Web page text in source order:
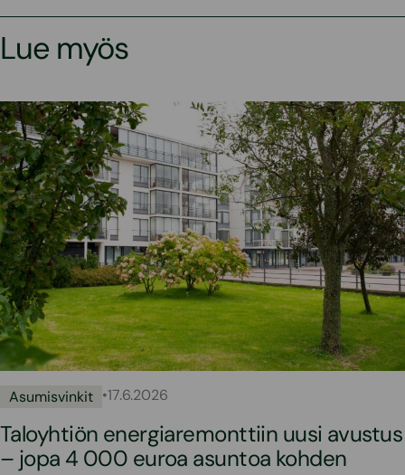
Lue myös
Asumisvinkit •17.6.2026
Taloyhtiön energiaremonttiin uusi avustus
– jopa 4 000 euroa asuntoa kohden